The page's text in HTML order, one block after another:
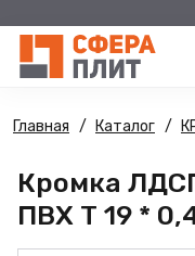
Главная Каталог
Кромка
ПВХ Т 19 *